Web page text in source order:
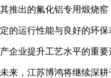
其推出的氟化铝专用煅烧
定的运行性能与良好的环
产企业提升工艺水平的重要
未来，江苏博鸿将继续深